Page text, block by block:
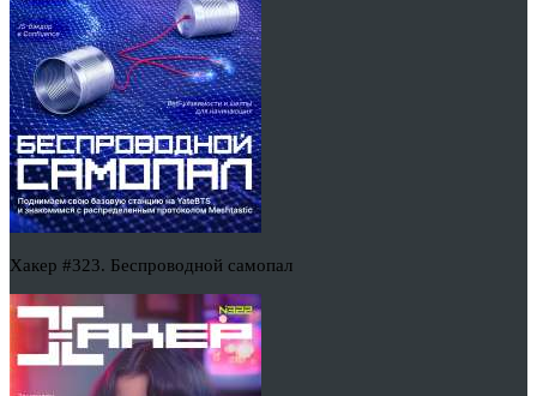
Хакер #323. Беспроводной самопал